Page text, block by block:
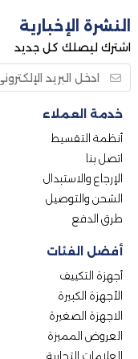
النشرة الإخبارية
اشترك ليصلك كل جديد
خدمة العملاء
أنظمة التقسيط
اتصل بنا
الإرجاع والاستبدال
الشحن والتوصيل
طرق الدفع
أفضل الفئات
أجهزة التكييف
الأجهزة الكبيرة
الاجهزة الصغيرة
العروض المميزة
العلامات التجارية